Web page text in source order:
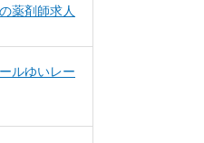
薬剤師求人
ルゆいレー